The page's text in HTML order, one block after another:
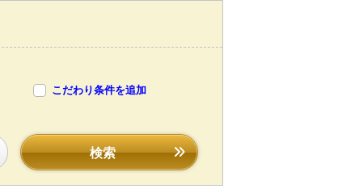
こだわり条件を追加
検索